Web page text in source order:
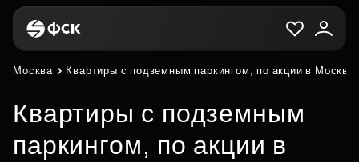
Москва Квартиры с подземным паркингом, по акции в Москве
Квартиры с подземным
паркингом, по акции в